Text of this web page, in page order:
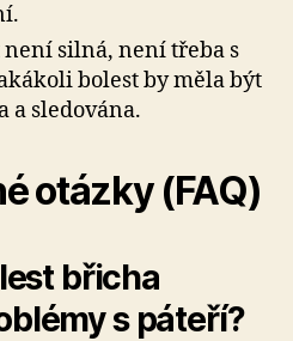
není silná, není třeba s
bolest by měla být
a sledována.
otázky (FAQ)
břicha
s páteří?